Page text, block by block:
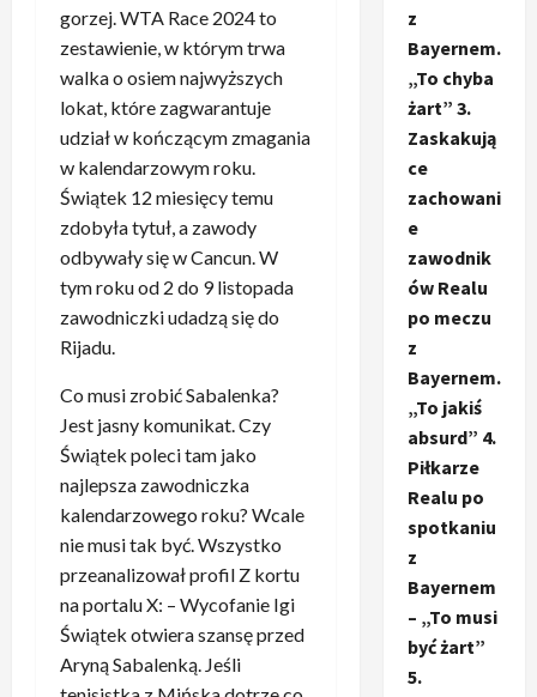
gorzej. WTA Race 2024 to
zestawienie, w którym trwa
walka o osiem najwyższych
lokat, które zagwarantuje
udział w kończącym zmagania
w kalendarzowym roku.
Świątek 12 miesięcy temu
zdobyła tytuł, a zawody
odbywały się w Cancun. W
tym roku od 2 do 9 listopada
zawodniczki udadzą się do
Rijadu.
Co musi zrobić Sabalenka?
Jest jasny komunikat. Czy
Świątek poleci tam jako
najlepsza zawodniczka
kalendarzowego roku? Wcale
nie musi tak być. Wszystko
przeanalizował profil Z kortu
na portalu X: – Wycofanie Igi
Świątek otwiera szansę przed
Aryną Sabalenką. Jeśli
z
Bayernem.
„To chyba
żart” 3.
Zaskakują
ce
zachowani
e
zawodnik
ów Realu
po meczu
z
Bayernem.
„To jakiś
absurd” 4.
Piłkarze
Realu po
spotkaniu
z
Bayernem
– „To musi
być żart”
5.